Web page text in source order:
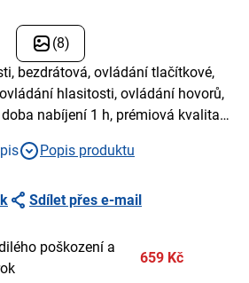
(8)
bezdrátová, ovládání tlačítkové,
hlasitosti, ovládání hovorů,
nabíjení 1 h, prémiová kvalita
Popis produktu
Sdílet přes e-mail
poškození a
659 Kč